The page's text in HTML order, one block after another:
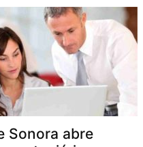
Sonora abre